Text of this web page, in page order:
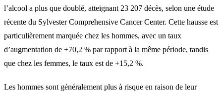
l’alcool a plus que doublé, atteignant 23 207 décès, selon une étude
récente du Sylvester Comprehensive Cancer Center. Cette hausse est
particulièrement marquée chez les hommes, avec un taux
d’augmentation de +70,2 % par rapport à la même période, tandis
que chez les femmes, le taux est de +15,2 %.
Les hommes sont généralement plus à risque en raison de leur